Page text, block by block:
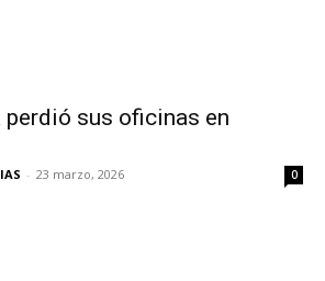
perdió sus oficinas en
- 23 marzo, 2026 0